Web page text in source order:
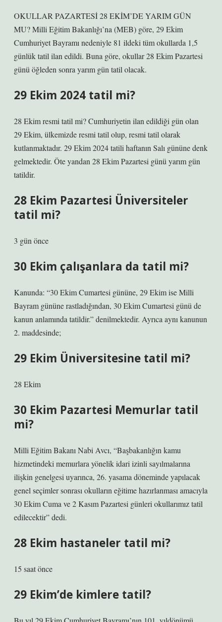
OKULLAR PAZARTESİ 28 EKİM’DE YARIM GÜN
MU? Milli Eğitim Bakanlığı’na (MEB) göre, 29 Ekim
Cumhuriyet Bayramı nedeniyle 81 ildeki tüm okullarda 1,5
günlük tatil ilan edildi. Buna göre, okullar 28 Ekim Pazartesi
günü öğleden sonra yarım gün tatil olacak.
29 Ekim 2024 tatil mi?
28 Ekim resmi tatil mi? Cumhuriyetin ilan edildiği gün olan
29 Ekim, ülkemizde resmi tatil olup, resmi tatil olarak
kutlanmaktadır. 29 Ekim 2024 tatili haftanın Salı gününe denk
gelmektedir. Öte yandan 28 Ekim Pazartesi günü yarım gün
tatildir.
28 Ekim Pazartesi Üniversiteler
tatil mi?
3 gün önce
30 Ekim çalışanlara da tatil mi?
Kanunda: “30 Ekim Cumartesi gününe, 29 Ekim ise Milli
Bayram gününe rastladığından, 30 Ekim Cumartesi günü de
kanun anlamında tatildir.” denilmektedir. Ayrıca aynı kanunun
2. maddesinde;
29 Ekim Üniversitesine tatil mi?
28 Ekim
30 Ekim Pazartesi Memurlar tatil
mi?
Milli Eğitim Bakanı Nabi Avcı, “Başbakanlığın kamu
hizmetindeki memurlara yönelik idari izinli sayılmalarına
ilişkin genelgesi uyarınca, 26. yasama döneminde yapılacak
genel seçimler sonrası okulların eğitime hazırlanması amacıyla
30 Ekim Cuma ve 2 Kasım Pazartesi günleri okullarımız tatil
edilecektir” dedi.
28 Ekim hastaneler tatil mi?
15 saat önce
29 Ekim’de kimlere tatil?